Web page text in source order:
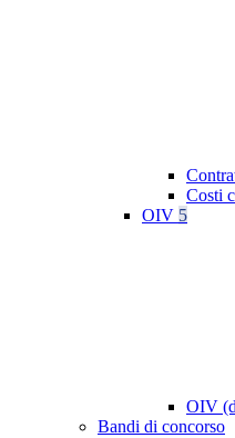
Costi
OIV 5
OIV
Bandi di concorso